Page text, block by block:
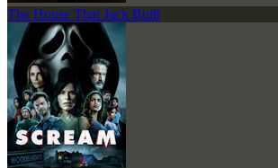
The House That Jack Built